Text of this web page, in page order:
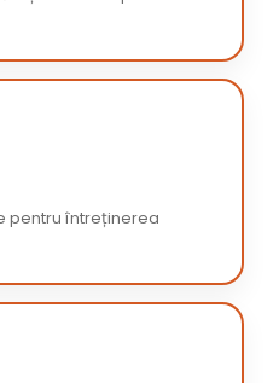
pentru întreținerea